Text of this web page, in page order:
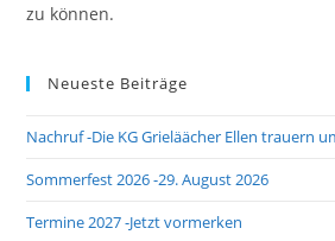
zu können.
Neueste Beiträge
Nachruf -Die KG Grieläächer Ellen trauern
Sommerfest 2026 -29. August 2026
Termine 2027 -Jetzt vormerken